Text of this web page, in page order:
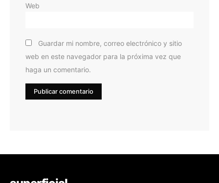
Web
Guardar mi nombre, correo electrónico y sitio
web en este navegador para la próxima vez que
haga un comentario.